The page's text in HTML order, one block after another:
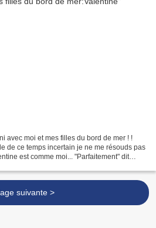
avec moi et mes filles du bord de mer ! !
de ce temps incertain je ne me résouds pas
est comme moi... "Parfaitement" dit
suivante >